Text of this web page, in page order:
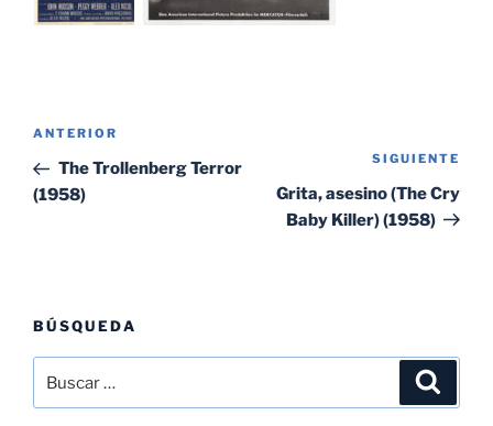
Navegación
entradas
Entrada
anterior:
ANTERIOR
The Trollenberg Terror
(1958)
SIGUIENTE
Grita, asesino (The Cry
Baby Killer) (1958)
BÚSQUEDA
por: